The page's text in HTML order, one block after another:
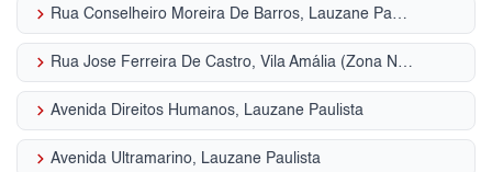
keyboard_arrow_right Rua Conselheiro Moreira De Barros, Lauzane Paulista
keyboard_arrow_right Rua Jose Ferreira De Castro, Vila Amália (Zona Norte)
keyboard_arrow_right Avenida Direitos Humanos, Lauzane Paulista
keyboard_arrow_right Avenida Ultramarino, Lauzane Paulista